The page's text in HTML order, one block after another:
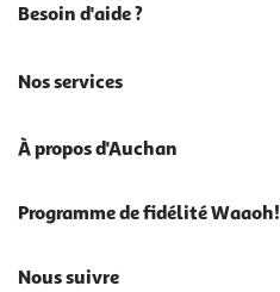
Besoin d'aide ?
Nos services
À propos d'Auchan
Programme de fidélité Waaoh!
Nous suivre